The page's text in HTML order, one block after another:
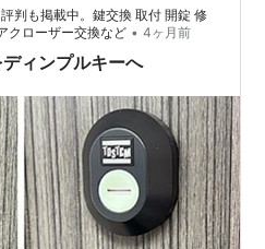
判も掲載中。鍵交換 取付 開錠 修
クローザー交換など • 4ヶ月前
ィンプルキーへ